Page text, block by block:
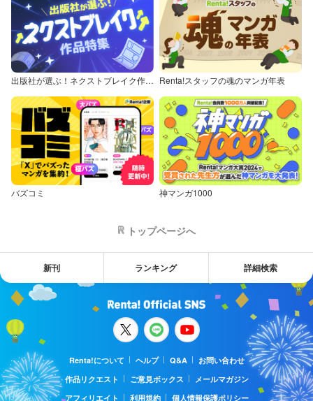
出版社が選ぶ！ネクストブレイク作品特集 Renta!スタッフの魂のマンガ年表
バズコミ 神マンガ1000
トップページへ
新刊 ランキング 詳細検索
Renta!について ヘルプ Q&A
お問い合わせ
作品リクエスト
ご意見ボックス
メールマガジン
アフィリエイト
利用規約 個人情報保護ポリシー